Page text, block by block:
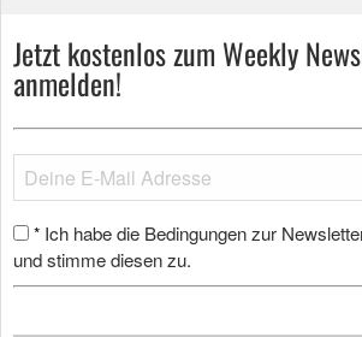
Jetzt kostenlos zum Weekly
anmelden!
* Ich habe die Bedingungen zur
und stimme diesen zu.